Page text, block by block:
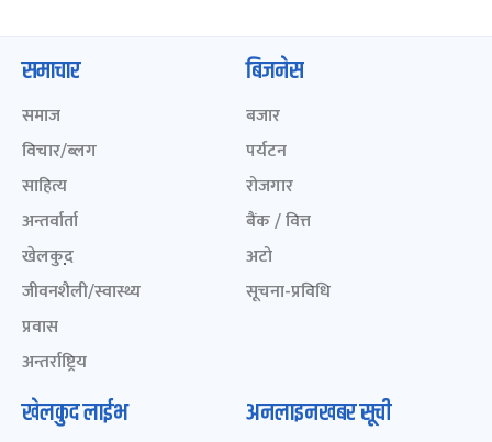
समाचार
समाज
विचार/ब्लग
साहित्य
अन्तर्वार्ता
खेलकुद़़
जीवनशैली/स्वास्थ्य
प्रवास
अन्तर्राष्ट्रिय
बिजनेस
बजार
पर्यटन
रोजगार
बैंक / वित्त
अटो
सूचना-प्रविधि
खेलकुद लाईभ अनलाइनखबर सूची